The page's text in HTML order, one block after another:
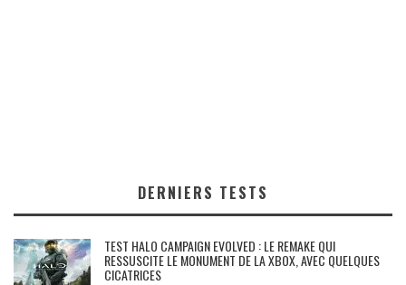
DERNIERS TESTS
TEST HALO CAMPAIGN EVOLVED : LE REMAKE QUI
RESSUSCITE LE MONUMENT DE LA XBOX, AVEC QUELQUES
CICATRICES